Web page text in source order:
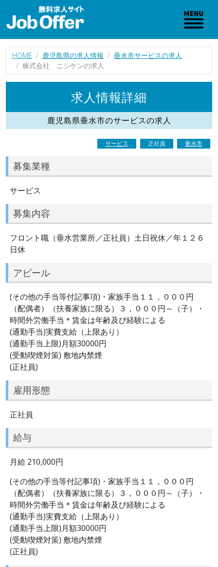
HOME 鹿児島県の求人情報
垂水市サービスの求人
株式会社 ニシケンの求人
求人情報詳細
鹿児島県垂水市のサービスの求人
サービス 正社員 垂水市
募集業種
サービス
募集内容
フロント職（垂水営業所／正社員）土日祝休／年１２６
日休
アピール
(その他の手当等付記事項)・家族手当１１，０００円
（配偶者）（扶養家族に限る）３，０００円～（子）・
時間外労働手当＊賃金は年齢及び経験による
(通勤手当)実費支給（上限あり）
(通勤手当上限)月額30000円
(受動喫煙対策) 敷地内禁煙
(正社員)
雇用形態
正社員
給与
月給 210,000円
(その他の手当等付記事項)・家族手当１１，０００円
（配偶者）（扶養家族に限る）３，０００円～（子）・
時間外労働手当＊賃金は年齢及び経験による
(通勤手当)実費支給（上限あり）
(通勤手当上限)月額30000円
(受動喫煙対策) 敷地内禁煙
(正社員)